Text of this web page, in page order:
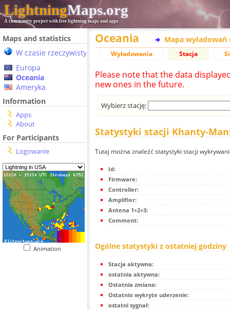
LightningMaps.org
A community project with free lightning maps and apps
Maps and statistics
W czasie rzeczywistym
Europa
Oceania
Ameryka
Information
Apps
About
For Participants
Logowanie
Animation
Oceania Mapa wyładowań
Wyładowania Stacja
Please note that the data
new ones in the future.
Wybierz stację:
Statystyki stacji Khanty-
Tutaj można znaleźć statystyki stacji
Id:
Firmware:
Controller:
Amplifier:
Antena 1+2+3:
Comment:
Ogólne statystyki z ostatniej godziny
Stacja aktywna:
ostatnia aktywna:
Ostatnia zmiana:
Ostatnio wykryte uderzenie:
ostatni sygnał: